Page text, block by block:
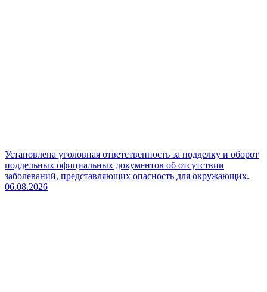
Установлена уголовная ответственность за подделку и оборот
поддельных официальных документов об отсутствии
заболеваний, представляющих опасность для окружающих.
06.08.2026